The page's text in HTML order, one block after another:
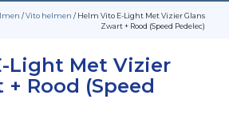
/Vito helmen / Helm Vito E-Light Met Vizier Glans
Zwart + Rood (Speed Pedelec)
Light Met Vizier
+ Rood (Speed